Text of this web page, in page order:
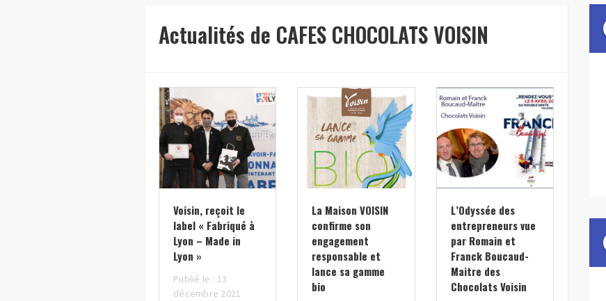
Actualités de CAFES CHOCOLATS VOISIN
Voisin, reçoit le
label « Fabriqué à
Lyon – Made in
Lyon »
Publié le : 13
décembre 2021
La Maison VOISIN
confirme son
engagement
responsable et
lance sa gamme
bio
L’Odyssée des
entrepreneurs vue
par Romain et
Franck Boucaud-
Maitre des
Chocolats Voisin